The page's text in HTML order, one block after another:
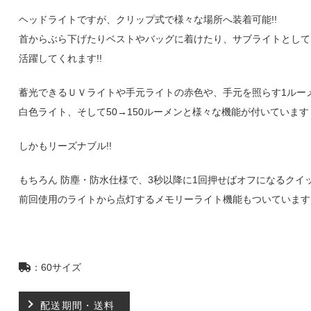
ヘッドライトですが、クリップ式で様々な場所へ装着可能!!
首からぶら下げたりベストやバッグに着けたり、サブライトとして
活躍してくれます!!
蓄光できるＵＶライトや手元ライトの赤色や、手元を照らす1ルー
白色ライト、そして50→150ルーメンと様々な機能が付いています
しかもリーズナブル!!
もちろん 防塵・防水仕様で、3秒以降に1回押せばオフになるクイ
前回使用のライトから点灯するメモリーライト機能もついていま
：60サイズ
配送期間・送料